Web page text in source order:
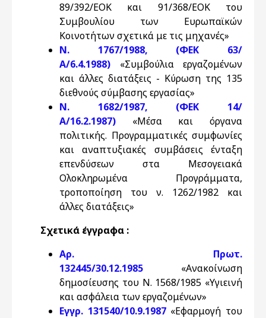
89/392/ΕΟΚ και 91/368/ΕΟΚ του
Συμβουλίου των Ευρωπαϊκών
Κοινοτήτων σχετικά με τις μηχανές»
Ν. 1767/1988, (ΦΕΚ 63/
Α/6.4.1988) «Συμβούλια εργαζομένων
και άλλες διατάξεις - Κύρωση της 135
διεθνούς σύμβασης εργασίας»
Ν. 1682/1987, (ΦΕΚ 14/
Α/16.2.1987) «Μέσα και όργανα
πολιτικής. Προγραμματικές συμφωνίες
και αναπτυξιακές συμβάσεις ένταξη
επενδύσεων στα Μεσογειακά
Ολοκληρωμένα Προγράμματα,
τροποποίηση του ν. 1262/1982 και
άλλες διατάξεις»
Σχετικά έγγραφα :
Αρ. Πρωτ.
132445/30.12.1985 «Ανακοίνωση
δημοσίευσης του Ν. 1568/1985 «Υγιεινή
και ασφάλεια των εργαζομένων»
Εγγρ. 131540/10.9.1987 «Εφαρμογή του